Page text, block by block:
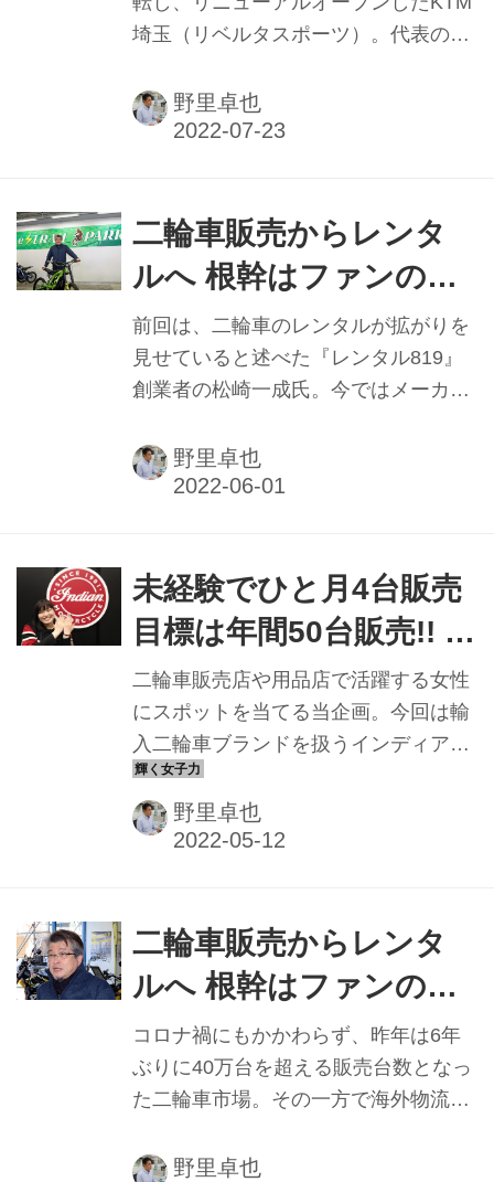
古宅廣年氏
埼玉（リベルタスポーツ）。代表の古
年以上のキャリアを持つベテランで、
同店は海外ツーリングでも実績のある
が、それでも顧客を楽しませるイベン
トを仕掛けている。その原動力を聞い
てみた。
野里卓也
二輪車販売からレンタ
ルへ 根幹はファンの拡
大 ㊦ キズキHDグルー
プ CEO 松崎一成氏
前回は、二輪車のレンタルが拡がりを
見せていると述べた『レンタル819』
創業者の松崎一成氏。今ではメーカー
くのユーザーが利用していることで認
知されてきた。同事業を開始する前に
たという。本編では、そうした出来事
を振り返ると同時に現在取り組んでい
る事業にも言及。その根底には二輪車
ユーザーを増やしたい強い思いがある
という。
野里卓也
未経験でひと月4台販売
目標は年間50台販売!! イ
ンディアンモーターサ
イクル神戸 セールス
スタッフ植田まみさん
二輪車販売店や用品店で活躍する女性
にスポットを当てる当企画。今回は輸
入二輪車ブランドを扱うインディアン
モーターサイクル神戸に勤める植田ま
みさん。今年入社後わずか1カ月で4台
も販売。しかも営業や販売は未経験と
れた。
野里卓也
二輪車販売からレンタ
ルへ 根幹はファンの拡
大 ㊤ キズキHDグルー
プ CEO 松崎一成氏
コロナ禍にもかかわらず、昨年は6年
ぶりに40万台を超える販売台数となっ
た二輪車市場。その一方で海外物流の
れが多々見られ、販売店は商材がない
野里卓也